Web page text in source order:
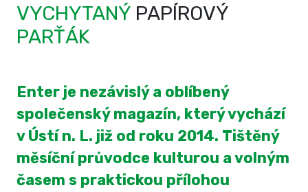
VYCHYTANÝ PAPÍROVÝ
PARŤÁK
Enter je nezávislý a oblíbený
společenský magazín, který vychází
v Ústí n. L. již od roku 2014. Tištěný
měsíční průvodce kulturou a volným
časem s praktickou přílohou